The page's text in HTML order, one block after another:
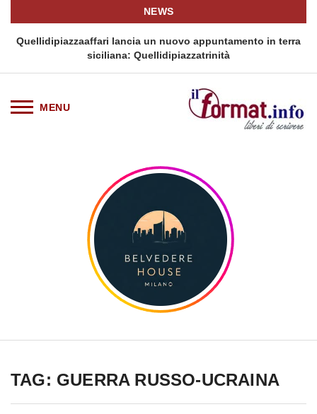
NEWS
Quellidipiazzaaffari lancia un nuovo appuntamento in terra
siciliana: Quellidipiazzatrinità
TAG: GUERRA RUSSO-UCRAINA